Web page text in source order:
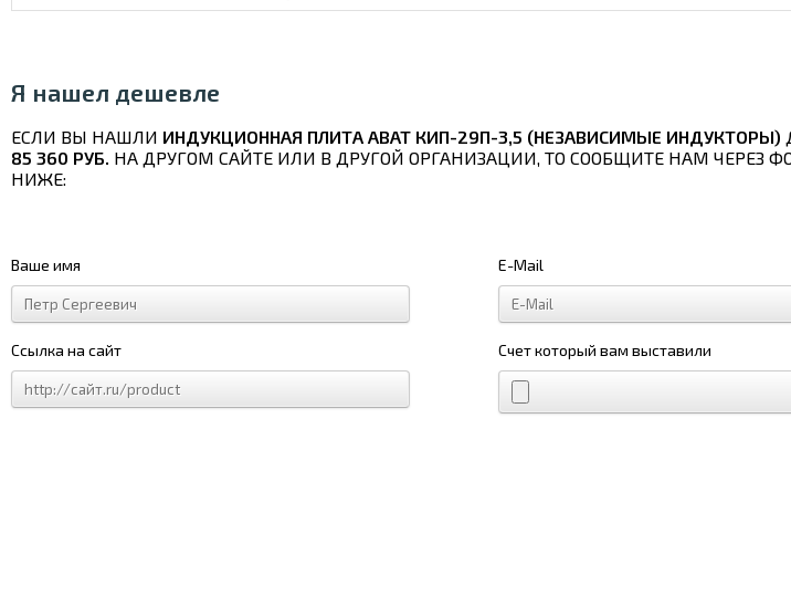
Я нашел дешевле
ЕСЛИ ВЫ НАШЛИ ИНДУКЦИОННАЯ ПЛИТА ABAT КИП-29П-3,5 (НЕЗАВИСИМЫЕ ИНДУКТОРЫ)
85 360 РУБ. НА ДРУГОМ САЙТЕ ИЛИ В ДРУГОЙ ОРГАНИЗАЦИИ, ТО СООБЩИТЕ НАМ ЧЕРЕЗ
НИЖЕ:
Ваше имя E-Mail
Ссылка на сайт Счет который вам выставили